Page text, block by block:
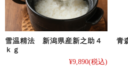
雪温精法 新潟県産新之助４
ｋｇ
¥9,890(税込)
青